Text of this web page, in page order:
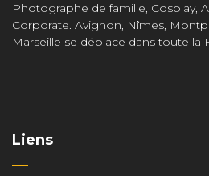
Photographe de famille, Cosplay,
Corporate. Avignon, Nîmes,
Marseille se déplace dans toute la
Liens